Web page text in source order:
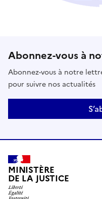
Abonnez-vous à
Abonnez-vous à notre
pour suivre nos actualités
MINISTÈRE
DE LA JUSTICE